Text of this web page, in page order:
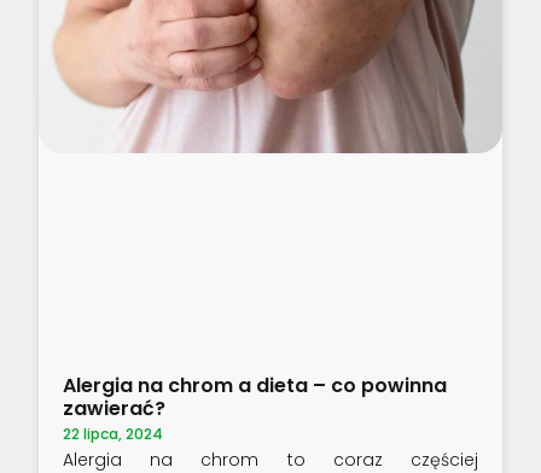
Alergia na chrom a dieta – co powinna
zawierać?
22 lipca, 2024
Alergia na chrom to coraz częściej